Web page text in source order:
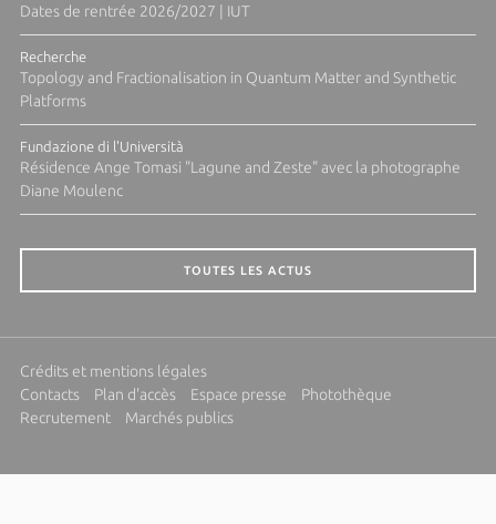
Dates de rentrée 2026/2027 | IUT
Recherche
Topology and Fractionalisation in Quantum Matter and Synthetic
Platforms
Fundazione di l'Università
Résidence Ange Tomasi "Lagune and Zeste" avec la photographe
Diane Moulenc
TOUTES LES ACTUS
Crédits et mentions légales
Contacts
Plan d'accès Espace presse
Photothèque
Recrutement
Marchés publics